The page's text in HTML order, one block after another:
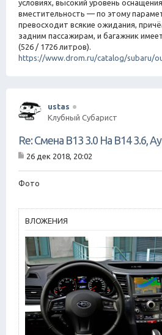
условиях, высокий уровень
вместительность — по этому
превосходит всякие ожидания,
задним пассажирам, и багажник
(526 / 1726 литров).
https://www.drom.ru/catalog/subaru/
ustas
Клубный Субарист
Re: Смена B13 3.0 На B14 3.6,
о
е
н
и
е
26 дек 2018, 20:02
Фото
ВЛОЖЕНИЯ